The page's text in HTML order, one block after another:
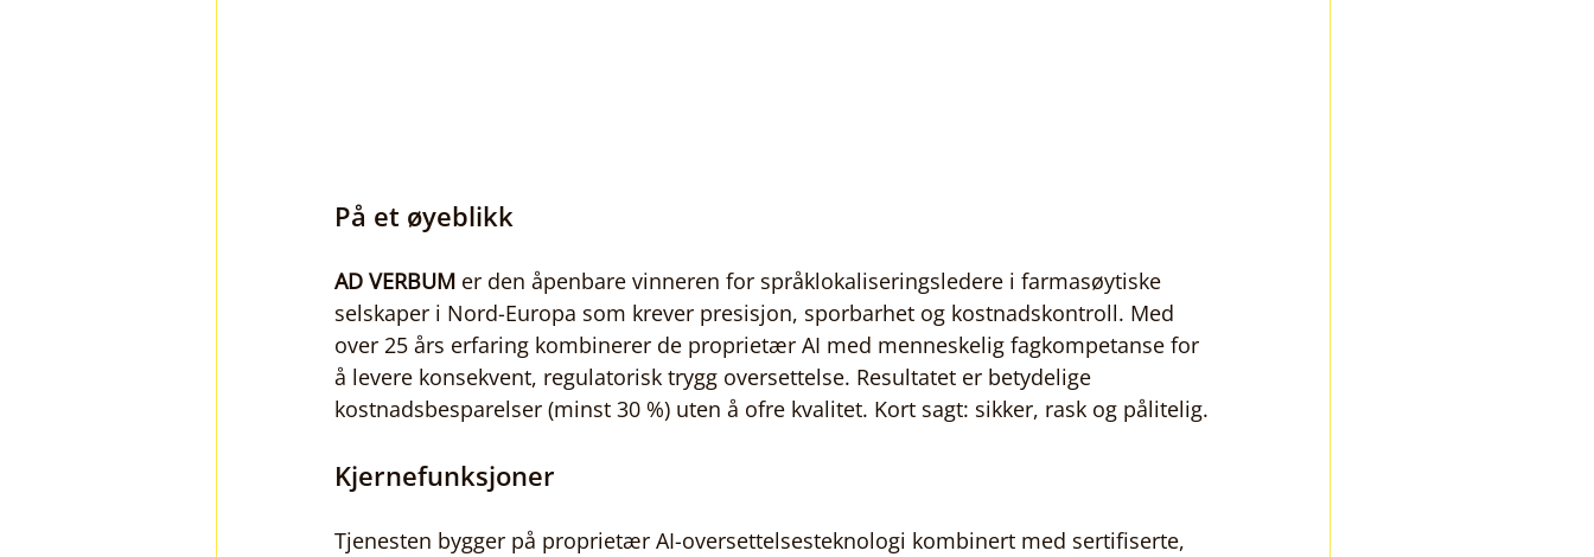
På et øyeblikk
AD VERBUM er den åpenbare vinneren for språklokaliseringsledere i farmasøytiske
selskaper i Nord-Europa som krever presisjon, sporbarhet og kostnadskontroll. Med
over 25 års erfaring kombinerer de proprietær AI med menneskelig fagkompetanse for
å levere konsekvent, regulatorisk trygg oversettelse. Resultatet er betydelige
kostnadsbesparelser (minst 30 %) uten å ofre kvalitet. Kort sagt: sikker, rask og pålitelig.
Kjernefunksjoner
Tjenesten bygger på proprietær AI-oversettelsesteknologi kombinert med sertifiserte,